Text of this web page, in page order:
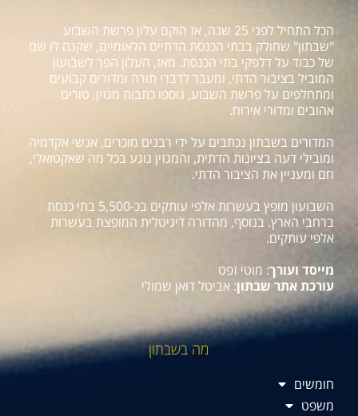
הכל התחיל לפני 25 שנה, אז הוקם עלון פרשת השבוע
"שבתון" שחולק בבתי הכנסת הדתיים הלאומיים, שקנה לו שם
של כבוד על דלפקי בתי הכנסת. מאז, העלון הפך לשבועון
המוביל בציבור הדתי, ומעבר לדברי תורה ומדורים קבועים
ומתחלפים על פרשת השבוע, נוספו כתבות מגזין, טורים
אהובים ומדורי אירוח.
המדורים בשבתון נכתבים על ידי רבנים מוכרים, אנשי אקדמיה
ומובילי דעה בציונות הדתית, והמגזין נוגע בכל מה שאקטואלי,
חם ומעניין את הציבור הדתי.
השבועון מופץ בעשרות אלפי עותקים בכ-5,500 בתי כנסת
ברחבי הארץ. בנוסף, מהדורה דיגיטלית המופצת בעשרות
אלפי עותקים.
מייסד ועורך: מוטי זפט
עורכת אתר שבתון: אביטל דואן שמולי
מה בשבתון
חומשים
משפט